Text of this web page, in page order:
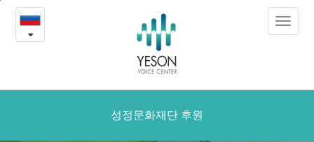
Медицинская
благотворительность
Toggle
성정문화재단 후원